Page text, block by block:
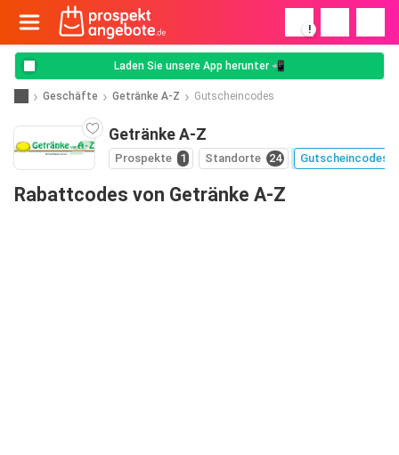
!
Laden Sie unsere App herunter 📲
Geschäfte Getränke A-Z Gutscheincodes
Getränke A-Z
Prospekte 1 Standorte 24 Gutscheincodes
Rabattcodes von Getränke A-Z